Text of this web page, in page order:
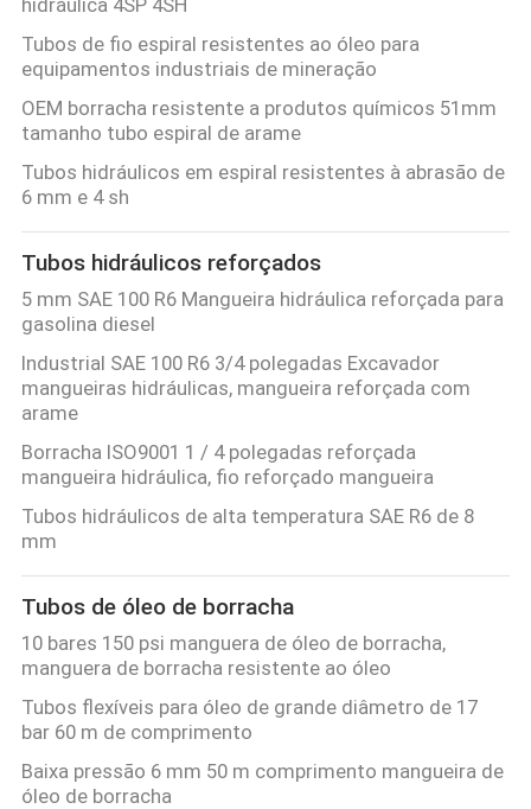
CONTACTE-
NOS
NOTÍCIA
PEÇA
UMAS
CITAÇÕES
MAPA
DO
SITE
PRIVACY
POLICY
hidráulica 4SP 4SH
Tubos de fio espiral resistentes ao óleo para
equipamentos industriais de mineração
OEM borracha resistente a produtos químicos 51mm
tamanho tubo espiral de arame
Tubos hidráulicos em espiral resistentes à abrasão de
6 mm e 4 sh
Tubos hidráulicos reforçados
5 mm SAE 100 R6 Mangueira hidráulica reforçada para
gasolina diesel
Industrial SAE 100 R6 3/4 polegadas Excavador
mangueiras hidráulicas, mangueira reforçada com
arame
Borracha ISO9001 1 / 4 polegadas reforçada
mangueira hidráulica, fio reforçado mangueira
Tubos hidráulicos de alta temperatura SAE R6 de 8
mm
Tubos de óleo de borracha
10 bares 150 psi manguera de óleo de borracha,
manguera de borracha resistente ao óleo
Tubos flexíveis para óleo de grande diâmetro de 17
bar 60 m de comprimento
Baixa pressão 6 mm 50 m comprimento mangueira de
óleo de borracha